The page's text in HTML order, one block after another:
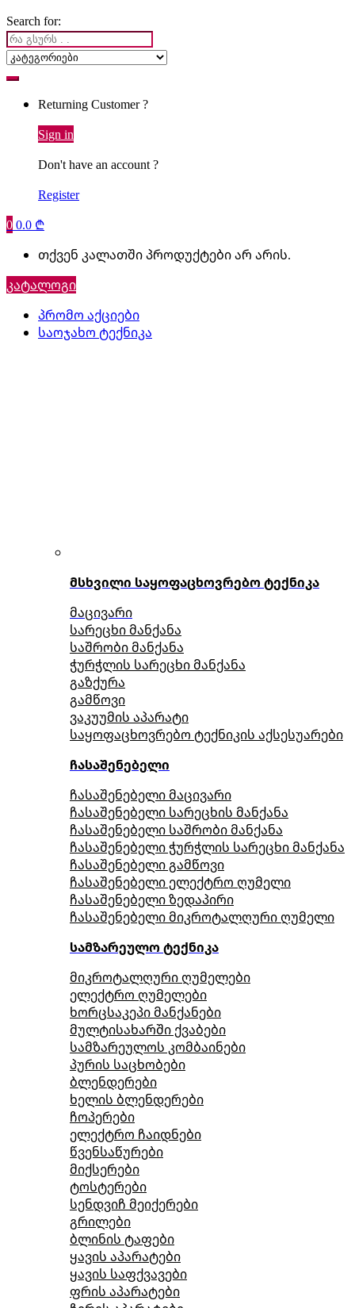
Search for:
Returning Customer ?
Sign in
Don't have an account ?
Register
00.0 ₾
თქვენ კალათში პროდუქტები არ არის.
კატალოგი
პრომო აქციები
საოჯახო ტექნიკა
მსხვილი საყოფაცხოვრებო ტექნიკა
მაცივარი
სარეცხი მანქანა
საშრობი მანქანა
ჭურჭლის სარეცხი მანქანა
გაზქურა
გამწოვი
ვაკუუმის აპარატი
საყოფაცხოვრებო ტექნიკის აქსესუარები
ჩასაშენებელი
ჩასაშენებელი მაცივარი
ჩასაშენებელი სარეცხის მანქანა
ჩასაშენებელი საშრობი მანქანა
ჩასაშენებელი ჭურჭლის სარეცხი მანქანა
ჩასაშენებელი გამწოვი
ჩასაშენებელი ელექტრო ღუმელი
ჩასაშენებელი ზედაპირი
ჩასაშენებელი მიკროტალღური ღუმელი
სამზარეულო ტექნიკა
მიკროტალღური ღუმელები
ელექტრო ღუმელები
ხორცსაკეპი მანქანები
მულტისახარში ქვაბები
სამზარეულოს კომბაინები
პურის საცხობები
ბლენდერები
ხელის ბლენდერები
ჩოპერები
ელექტრო ჩაიდნები
წვენსაწურები
მიქსერები
ტოსტერები
სენდვიჩ მეიქერები
გრილები
ბლინის ტაფები
ყავის აპარატები
ყავის საფქვავები
ფრის აპარატები